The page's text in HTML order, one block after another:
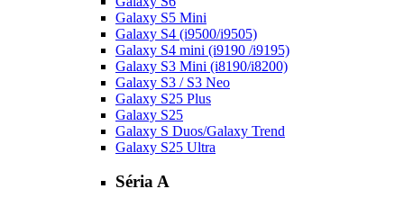
Galaxy S5 Mini
Galaxy S4 (i9500/i9505)
Galaxy S4 mini (i9190 /i9195)
Galaxy S3 Mini (i8190/i8200)
Galaxy S3 / S3 Neo
Galaxy S25 Plus
Galaxy S25
Galaxy S Duos/Galaxy Trend
Galaxy S25 Ultra
Séria A